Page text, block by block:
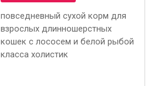
повседневный сухой корм для
взрослых длинношерстных
кошек с лососем и белой рыбой
класса холистик